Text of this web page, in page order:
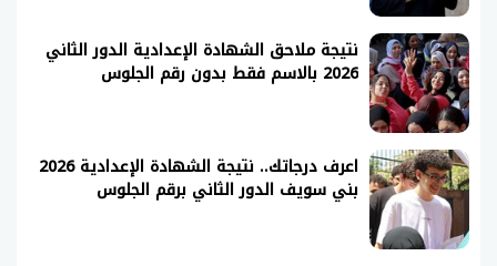
نتيجة ملاحق الشهادة الإعدادية الدور الثاني
2026 بالاسم فقط بدون رقم الجلوس
اعرف درجاتك.. نتيجة الشهادة الإعدادية 2026
بني سويف الدور الثاني برقم الجلوس